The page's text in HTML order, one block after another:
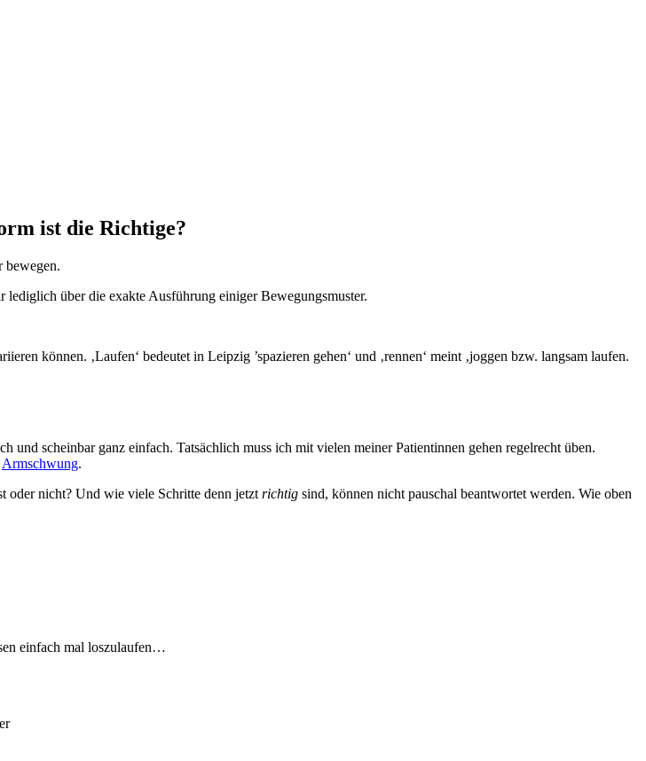
ist die Richtige?
bewegen.
über die exakte Ausführung einiger Bewegungsmuster.
können. ‚Laufen‘ bedeutet in Leipzig ’spazieren gehen‘ und ‚rennen‘ meint ‚joggen bzw. langsam laufen.
scheinbar ganz einfach. Tatsächlich muss ich mit vielen meiner Patientinnen gehen regelrecht üben.
Armschwung.
oder nicht? Und wie viele Schritte denn jetzt richtig sind, können nicht pauschal beantwortet werden. Wie oben
einfach mal loszulaufen…